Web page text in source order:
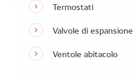
Termostati
Valvole di espansione
Ventole abitacolo